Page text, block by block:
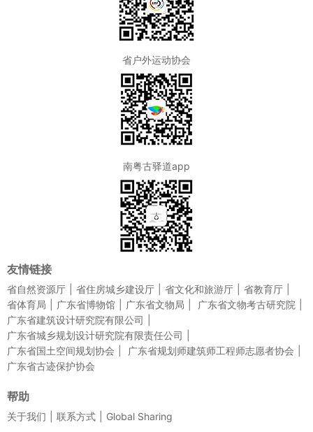
省户外运动协会
南粤古驿道app
友情链接
省自然资源厅 省住房城乡建设厅 省文化和旅游厅
省教育厅
省体育局
广东省博物馆 广东省文物局
广东省文物考古研究院
广东省建筑设计研究院有限公司
广东省城乡规划设计研究院有限责任公司
广东省国土空间规划协会
广东省规划师建筑师工程师志愿者协会
广东省古迹保护协会
帮助
关于我们 联系方式 Global Sharing